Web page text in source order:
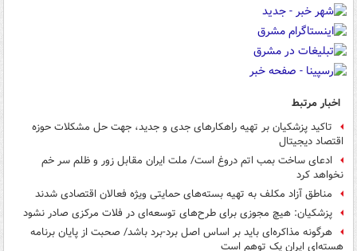
اخبار مرتبط
تاکید پزشکیان بر تهیه راهکارهای جدی و جدید، جهت حل مشکلات حوزه
اقتصاد دیجیتال
ادعای ساخت بمب اتم دروغ است/ ملت ایران مقابل زور و ظلم سر خم
نخواهد کرد
مناطق آزاد مکلف به تهیه بسته‌های حمایتی ویژه فعالان اقتصادی شدند
پزشکیان: هیچ مجوزی برای طرح‌های توسعه‌ای در فلات مرکزی صادر نشود
هرگونه مذاکره‌ای باید بر اساس اصل برد-برد باشد/ صحبت از پایان برنامه
هسته‌ای ایران یک توهم است